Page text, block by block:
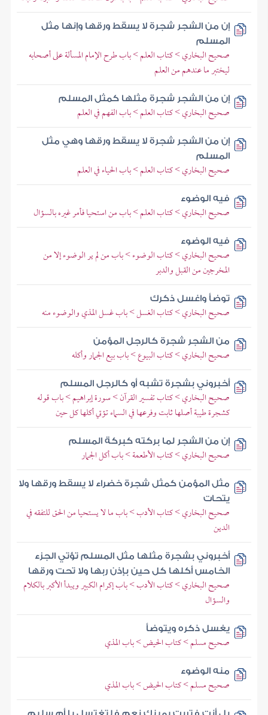
إن من الشجر شجرة لا يسقط ورقها وإنها مثل
المسلم
صحيح البخاري > كتاب العلم > باب طرح الإمام المسألة على أصحابه
ليختبر ما عندهم من العلم
إن من الشجر شجرة مثلها كمثل المسلم
صحيح البخاري > كتاب العلم > باب الفهم في العلم
إن من الشجر شجرة لا يسقط ورقها وهي مثل
المسلم
صحيح البخاري > كتاب العلم > باب الحياء في العلم
فيه الوضوء
صحيح البخاري > كتاب العلم > باب من استحيا فأمر غيره بالسؤال
فيه الوضوء
صحيح البخاري > كتاب الوضوء > باب من لم ير الوضوء إلا من
المخرجين من القبل والدبر
توضأ واغسل ذكرك
صحيح البخاري > كتاب الغسل > باب غسل المذي والوضوء منه
من الشجر شجرة كالرجل المؤمن
صحيح البخاري > كتاب البيوع > باب بيع الجمار وأكله
أخبروني بشجرة تشبه أو كالرجل المسلم
صحيح البخاري > كتاب تفسير القرآن > سورة إبراهيم > باب قوله
كشجرة طيبة أصلها ثابت وفرعها في السماء تؤتي أكلها كل حين
إن من الشجر لما بركته كبركة المسلم
صحيح البخاري > كتاب الأطعمة > باب أكل الجمار
مثل المؤمن كمثل شجرة خضراء لا يسقط ورقها ولا
يتحات
صحيح البخاري > كتاب الأدب > باب ما لا يستحيا من الحق للتفقه في
الدين
أخبروني بشجرة مثلها مثل المسلم تؤتي الجزء
الخامس أكلها كل حين بإذن ربها ولا تحت ورقها
صحيح البخاري > كتاب الأدب > باب إكرام الكبير ويبدأ الأكبر بالكلام
والسؤال
يغسل ذكره ويتوضأ
صحيح مسلم > كتاب الحيض > باب المذي
منه الوضوء
صحيح مسلم > كتاب الحيض > باب المذي